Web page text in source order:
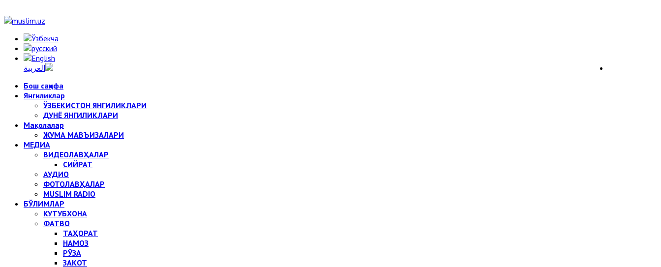
Бош саҳифа
Янгиликлар
ЎЗБЕКИСТОН ЯНГИЛИКЛАРИ
ДУНЁ ЯНГИЛИКЛАРИ
Мақолалар
ЖУМА МАВЪИЗАЛАРИ
МЕДИА
ВИДЕОЛАВҲАЛАР
СИЙРАТ
АУДИО
ФОТОЛАВҲАЛАР
MUSLIM RADIO
БЎЛИМЛАР
КУТУБХОНА
ФАТВО
ТАҲОРАТ
НАМОЗ
РЎЗА
ЗАКОТ